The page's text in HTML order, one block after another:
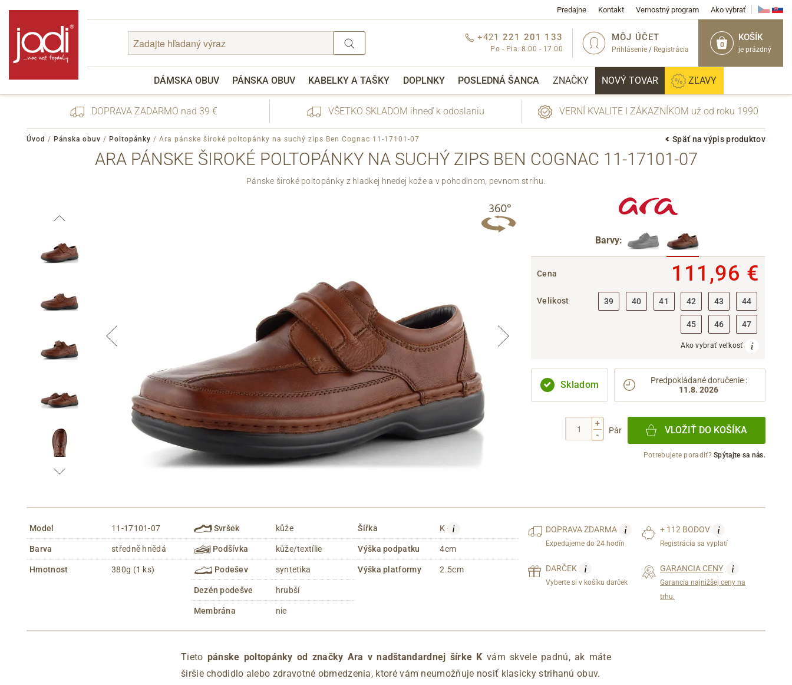
Predajne Kontakt Vernostný program Ako vybrať
0
KOŠÍK
je prázdný
MÔJ ÚČET
Prihlásenie / Registrácia
+421 221 201 133
Po - Pia: 8:00 - 17:00
DÁMSKA OBUV PÁNSKA OBUV KABELKY A TAŠKY DOPLNKY POSLEDNÁ ŠANCA ZNAČKY NOVÝ TOVAR ZĽAVY
Zabudnuté heslo
DOPRAVA ZADARMO nad 39 € VŠETKO SKLADOM ihneď k odoslaniu VERNÍ KVALITE I ZÁKAZNÍKOM už od roku 1990
Späť na výpis produktov
Úvod / Pánska obuv / Poltopánky / Ara pánske široké poltopánky na suchý zips Ben Cognac 11-17101-07
ARA PÁNSKE ŠIROKÉ POLTOPÁNKY NA SUCHÝ ZIPS BEN COGNAC 11-17101-07
Pánske široké poltopánky z hladkej hnedej kože a v pohodlnom, pevnom strihu.
Barvy:
Cena 111,96 €
Velikost 39 40 41 42 43 44
45 46 47
Ako vybrať veľkosť
Skladom Predpokládané doručenie :
11.8. 2026
+
-
Pár VLOŽIŤ DO KOŠÍKA
Potrebujete poradiť?Spýtajte sa nás.
Model 11-17101-07
Barva středně hnědá
Hmotnost 380g (1 ks)
Svršek kůže
Podšívka kůže/textílie
Podešev syntetika
Dezén podešve hrubší
Membrána nie
Šířka K i
Výška podpatku 4cm
Výška platformy 2.5cm
DOPRAVAZDARMA i
Expedujeme do 24 hodín
+ 112 BODOV i
Registrácia sa vyplatí
DARČEK i
Vyberte si v košíku darček
GARANCIA CENY i
Garancia najnižšej ceny na
trhu.
Tieto pánske poltopánky od značky Ara v nadštandardnej šírke K vám skvele padnú, ak máte
širšie chodidlo alebo zdravotné obmedzenia, ktoré vám neumožňuje nosiť klasicky strihanú obuv.